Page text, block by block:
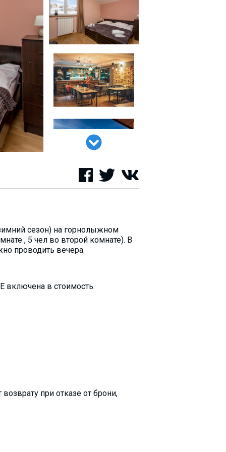
сезон) на горнолыжном
, 5 чел во второй комнате). В
проводить вечера.
включена в стоимость.
при отказе от брони,